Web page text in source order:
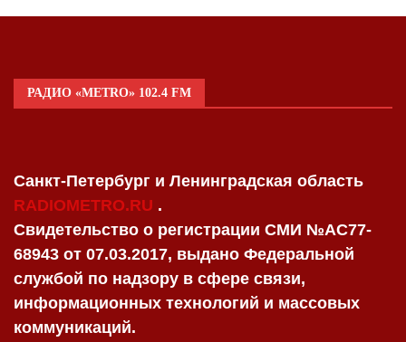
РАДИО «METRO» 102.4 FM
Санкт-Петербург и Ленинградская область
RADIOMETRO.RU .
Свидетельство о регистрации СМИ №AC77-
68943 от 07.03.2017, выдано Федеральной
службой по надзору в сфере связи,
информационных технологий и массовых
коммуникаций.